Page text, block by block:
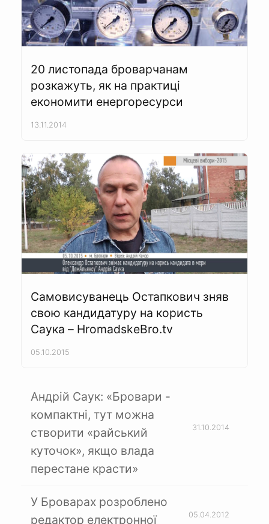
20 листопада броварчанам
розкажуть, як на практиці
економити енергоресурси
13.11.2014
Самовисуванець Остапкович зняв
свою кандидатуру на користь
Саука – HromadskeBro.tv
05.10.2015
Андрій Саук: «Бровари -
компактні, тут можна
створити «райський
куточок», якщо влада
перестане красти»
31.10.2014
У Броварах розроблено
редактор електронної
05.04.2012